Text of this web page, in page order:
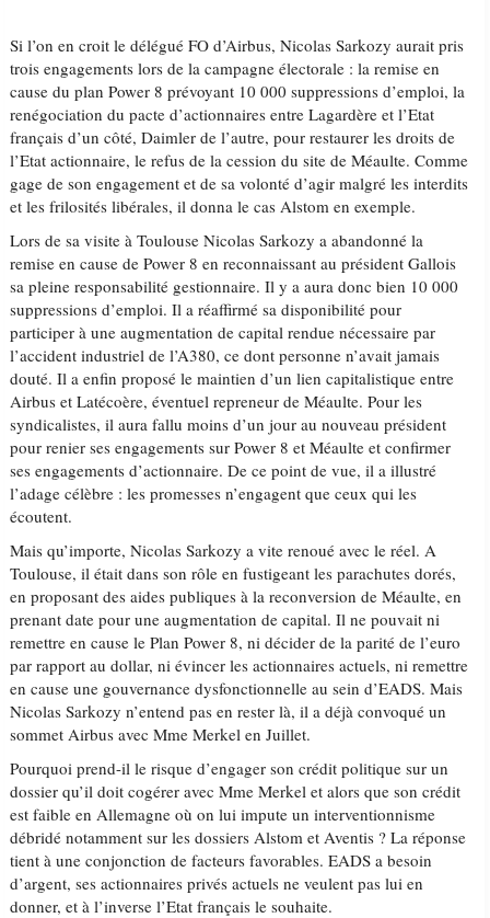
Si l’on en croit le délégué FO d’Airbus, Nicolas Sarkozy aurait pris
trois engagements lors de la campagne électorale : la remise en
cause du plan Power 8 prévoyant 10 000 suppressions d’emploi, la
renégociation du pacte d’actionnaires entre Lagardère et l’Etat
français d’un côté, Daimler de l’autre, pour restaurer les droits de
l’Etat actionnaire, le refus de la cession du site de Méaulte. Comme
gage de son engagement et de sa volonté d’agir malgré les interdits
et les frilosités libérales, il donna le cas Alstom en exemple.
Lors de sa visite à Toulouse Nicolas Sarkozy a abandonné la
remise en cause de Power 8 en reconnaissant au président Gallois
sa pleine responsabilité gestionnaire. Il y a aura donc bien 10 000
suppressions d’emploi. Il a réaffirmé sa disponibilité pour
participer à une augmentation de capital rendue nécessaire par
l’accident industriel de l’A380, ce dont personne n’avait jamais
douté. Il a enfin proposé le maintien d’un lien capitalistique entre
Airbus et Latécoère, éventuel repreneur de Méaulte. Pour les
syndicalistes, il aura fallu moins d’un jour au nouveau président
pour renier ses engagements sur Power 8 et Méaulte et confirmer
ses engagements d’actionnaire. De ce point de vue, il a illustré
l’adage célèbre : les promesses n’engagent que ceux qui les
écoutent.
Mais qu’importe, Nicolas Sarkozy a vite renoué avec le réel. A
Toulouse, il était dans son rôle en fustigeant les parachutes dorés,
en proposant des aides publiques à la reconversion de Méaulte, en
prenant date pour une augmentation de capital. Il ne pouvait ni
remettre en cause le Plan Power 8, ni décider de la parité de l’euro
par rapport au dollar, ni évincer les actionnaires actuels, ni remettre
en cause une gouvernance dysfonctionnelle au sein d’EADS. Mais
Nicolas Sarkozy n’entend pas en rester là, il a déjà convoqué un
sommet Airbus avec Mme Merkel en Juillet.
Pourquoi prend-il le risque d’engager son crédit politique sur un
dossier qu’il doit cogérer avec Mme Merkel et alors que son crédit
est faible en Allemagne où on lui impute un interventionnisme
débridé notamment sur les dossiers Alstom et Aventis ? La réponse
tient à une conjonction de facteurs favorables. EADS a besoin
d’argent, ses actionnaires privés actuels ne veulent pas lui en
donner, et à l’inverse l’Etat français le souhaite.